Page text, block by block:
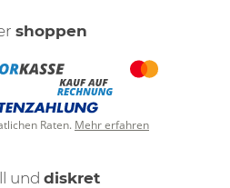
shoppen
Raten. Mehr erfahren
und diskret